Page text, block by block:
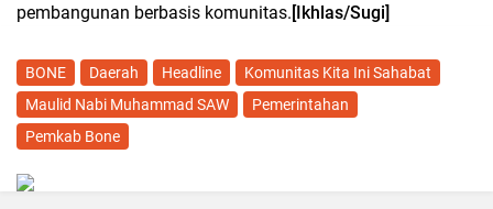
pembangunan berbasis komunitas. [Ikhlas/Sugi]
BONE Daerah Headline
Komunitas Kita Ini Sahabat
Maulid Nabi Muhammad SAW
Pemerintahan
Pemkab Bone